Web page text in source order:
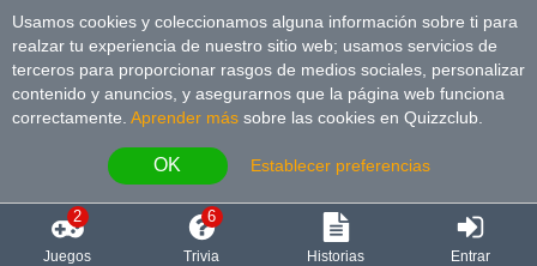
Usamos cookies y coleccionamos alguna información sobre ti para
realzar tu experiencia de nuestro sitio web; usamos servicios de
terceros para proporcionar rasgos de medios sociales, personalizar
contenido y anuncios, y asegurarnos que la página web funciona
correctamente. Aprender más sobre las cookies en Quizzclub.
OK Establecer preferencias
2
Juegos
6
Trivia Historias Entrar